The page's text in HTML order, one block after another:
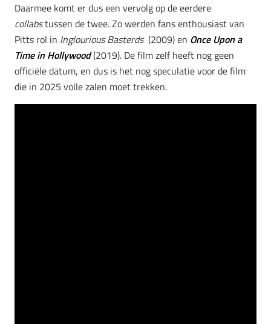
Daarmee komt er dus een vervolg op de eerdere
collabstussen de twee. Zo werden fans enthousiast van
Pitts rol in Inglourious Basterds(2009) en Once Upon a
Time in Hollywood(2019). De film zelf heeft nog geen
officiële datum, en dus is het nog speculatie voor de film
die in 2025 volle zalen moet trekken.